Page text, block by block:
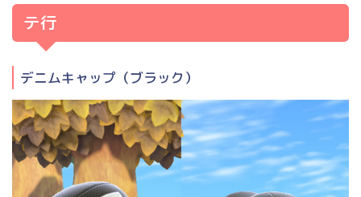
テ行
デニムキャップ（ブラック）